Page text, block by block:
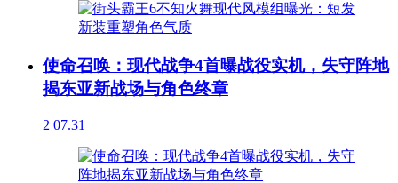
使命召唤：现代战争4首曝战役实机，失守阵地
揭东亚新战场与角色终章
2 07.31